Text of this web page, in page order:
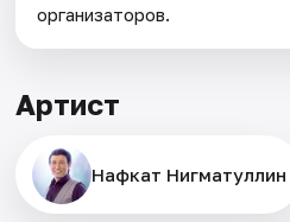
организаторов.
Артист
Нафкат Нигматуллин